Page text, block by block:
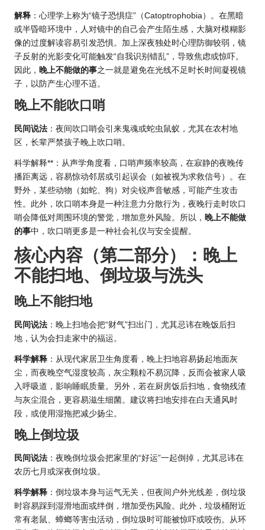
解释 ：心理学上称为“镜子恐惧症”（Catoptrophobia）。在黑暗
或半昏暗环境中，人对镜中的自己会产生陌生感，大脑对模糊影
像的过度解读容易引发恐惧。加上深夜独处时心理防御较弱，镜
子反射的光影变化可能触发“自我识别错乱”，导致焦虑或惊吓。
因此， 晚上不能做的事之一就是避免在光线不足时长时间凝视镜
子，以防产生心理不适。
晚上不能吹口哨
民间说法 ：夜间吹口哨会引来鬼魂或蛇虫鼠蚁，尤其在农村地
区，长辈严禁孩子晚上吹口哨。
科学解释**：从声学角度看，口哨声频率较高，在寂静的夜晚传
播距离远，容易惊动邻居或引起误会（如被视为求救信号）。在
野外，某些动物（如蛇、狗）对尖锐声音敏感，可能产生攻击
性。此外，吹口哨本身是一种注意力分散行为，夜晚行走时吹口
哨会降低对周围环境的警觉，增加意外风险。所以， 晚上不能做
的事中，吹口哨更多是一种社会礼仪与安全提醒。
核心内容（第二部分）：晚上
不能扫地、倒垃圾与洗头
晚上不能扫地
民间说法 ：晚上扫地会把“财气”扫出门，尤其忌讳在晚饭后扫
地，认为会扫走家中的福运。
科学解释 ：从现代家居卫生角度看，晚上扫地容易扬起地面灰
尘，而夜晚空气湿度较高，灰尘颗粒不易沉降，反而会被家人吸
入呼吸道，影响睡眠质量。另外，若在厨房饭后扫地，食物残渣
与灰尘混合，更容易滋生细菌。建议将扫地安排在白天通风时
段，或使用湿拖把减少扬尘。
晚上倒垃圾
民间说法 ：夜晚倒垃圾会把家里的“好运”一起倒掉，尤其忌讳在
农历七月或深夜倒垃圾。
科学解释 ：倒垃圾本身与运气无关，但夜间户外光线差，倒垃圾
时容易踩到湿滑地面或绊倒，增加受伤风险。此外，垃圾桶附近
常有老鼠、蟑螂等害虫活动，倒垃圾时可能被惊吓或咬伤。从环